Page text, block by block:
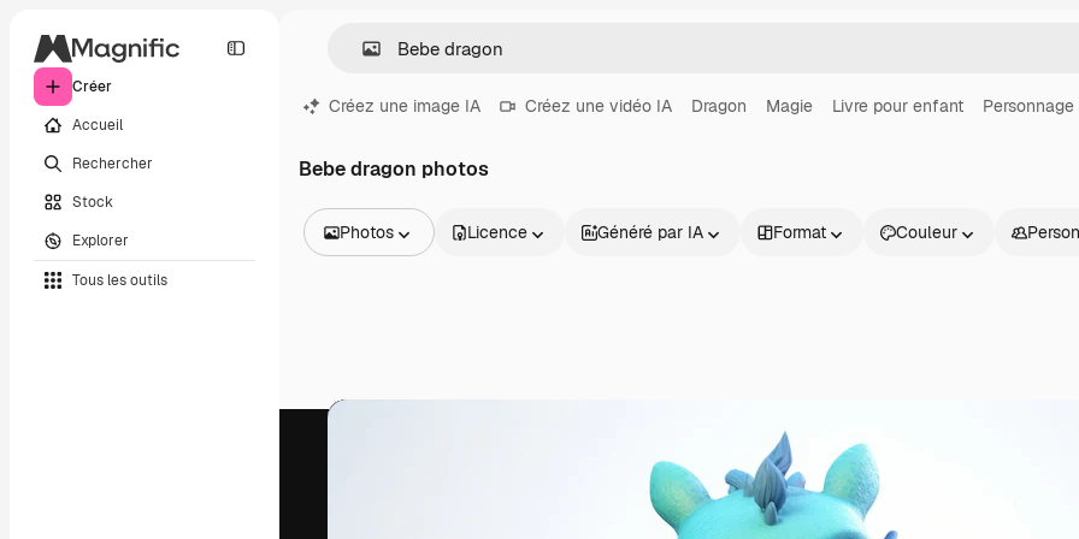
Créer
Accueil
Rechercher
Stock
Explorer
Tous les outils
Créez une image IA Créez une vidéo IA Dragon Magie Livre pour enfant
Bebe dragon photos
Photos
Vidéos
Licence Généré par IA Format Couleur
Produits